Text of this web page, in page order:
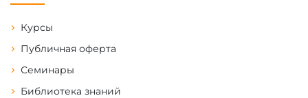
Курсы
Публичная оферта
Семинары
Библиотека знаний